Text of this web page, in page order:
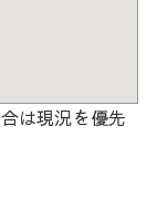
は現況を優先